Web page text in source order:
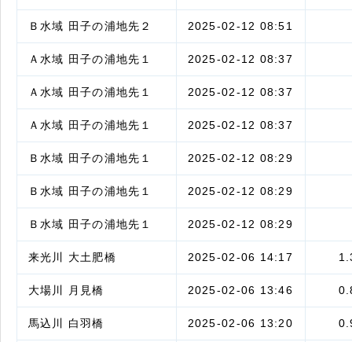
Ｂ水域 田子の浦地先２ 2025-02-12 08:51
Ａ水域 田子の浦地先１ 2025-02-12 08:37
Ａ水域 田子の浦地先１ 2025-02-12 08:37
Ａ水域 田子の浦地先１ 2025-02-12 08:37
Ｂ水域 田子の浦地先１ 2025-02-12 08:29
Ｂ水域 田子の浦地先１ 2025-02-12 08:29
Ｂ水域 田子の浦地先１ 2025-02-12 08:29
来光川 大土肥橋 2025-02-06 14:17
大場川 月見橋 2025-02-06 13:46
馬込川 白羽橋 2025-02-06 13:20